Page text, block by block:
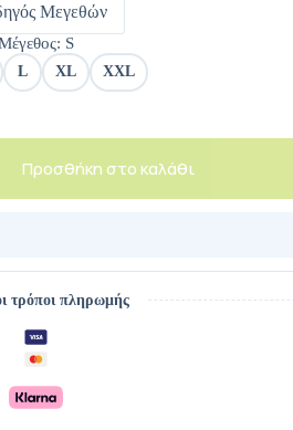
Μεγεθών
: S
L XL XXL
Προσθήκη στο καλάθι
τρόποι πληρωμής